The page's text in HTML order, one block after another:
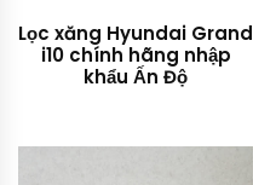
Lọc xăng Hyundai Grand
i10 chính hãng nhập
khẩu Ấn Độ